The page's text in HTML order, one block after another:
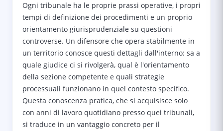
Ogni tribunale ha le proprie prassi operative, i propri
tempi di definizione dei procedimenti e un proprio
orientamento giurisprudenziale su questioni
controverse. Un difensore che opera stabilmente in
un territorio conosce questi dettagli dall'interno: sa a
quale giudice ci si rivolgerà, qual è l'orientamento
della sezione competente e quali strategie
processuali funzionano in quel contesto specifico.
Questa conoscenza pratica, che si acquisisce solo
con anni di lavoro quotidiano presso quei tribunali,
si traduce in un vantaggio concreto per il